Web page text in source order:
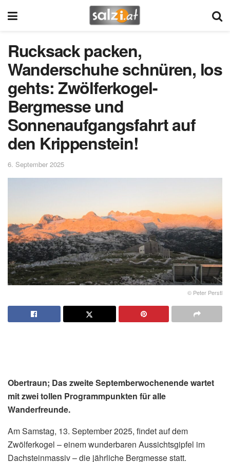
Rucksack packen,
Wanderschuhe schnüren, los
gehts: Zwölferkogel-
Bergmesse und
Sonnenaufgangsfahrt auf
den Krippenstein!
6. September 2025
© Peter Perstl
Obertraun; Das zweite Septemberwochenende wartet
mit zwei tollen Programmpunkten für alle
Wanderfreunde.
Am Samstag, 13. September 2025, findet auf dem
Zwölferkogel – einem wunderbaren Aussichtsgipfel im
Dachsteinmassiv – die jährliche Bergmesse statt.